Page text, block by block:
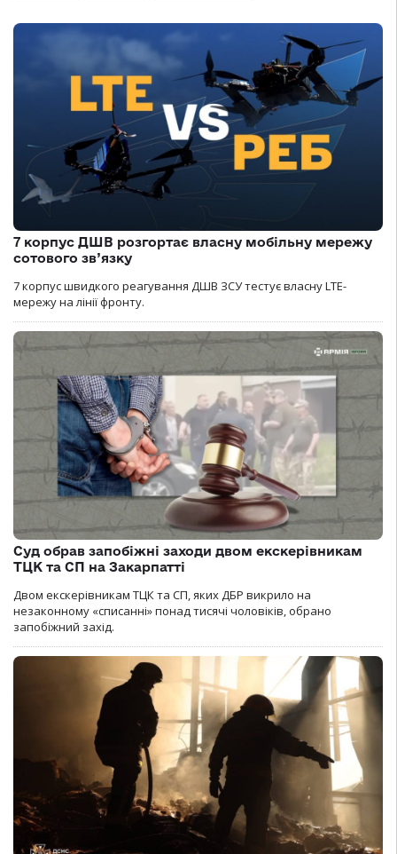
7 корпус ДШВ розгортає власну мобільну мережу
сотового зв’язку
7 корпус швидкого реагування ДШВ ЗСУ тестує власну LTE-
мережу на лінії фронту.
Суд обрав запобіжні заходи двом екскерівникам
ТЦК та СП на Закарпатті
Двом екскерівникам ТЦК та СП, яких ДБР викрило на
незаконному «списанні» понад тисячі чоловіків, обрано
запобіжний захід.